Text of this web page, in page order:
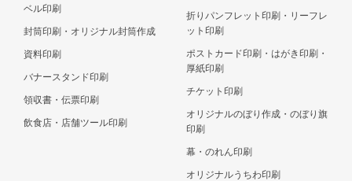
ベル印刷
封筒印刷・オリジナル封筒作成
資料印刷
バナースタンド印刷
領収書・伝票印刷
飲食店・店舗ツール印刷
折りパンフレット印刷・リーフレ
ット印刷
ポストカード印刷・はがき印刷・
厚紙印刷
チケット印刷
オリジナルのぼり作成・のぼり旗
印刷
幕・のれん印刷
オリジナルうちわ印刷